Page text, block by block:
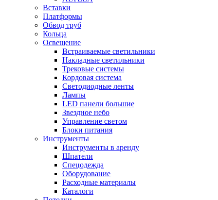
Вставки
Платформы
Обвод труб
Кольца
Освещение
Встраиваемые светильники
Накладные светильники
Трековые системы
Кордовая система
Светодиодные ленты
Лампы
LED панели большие
Звездное небо
Управление светом
Блоки питания
Инструменты
Инструменты в аренду
Шпатели
Спецодежда
Оборудование
Расходные материалы
Каталоги